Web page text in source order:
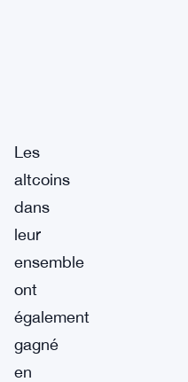
Les
altcoins
dans
leur
ensemble
ont
également
gagné
en